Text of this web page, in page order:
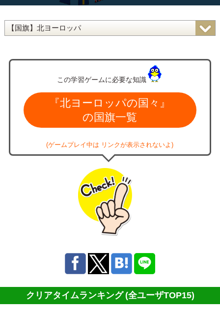
この学習ゲームに必要な知識
『北ヨーロッパの国々』
の国旗一覧
(ゲームプレイ中は リンクが表示されないよ)
クリアタイムランキング (全ユーザTOP15)